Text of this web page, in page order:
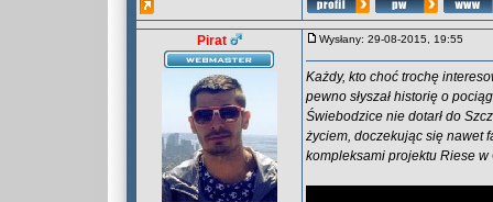
Pirat Wysłany: 29-08-2015, 19:55
Każdy, kto choć trochę
pewno słyszał historię o
Świebodzice nie dotarł do
życiem, doczekując się nawet
kompleksami projektu Riese w